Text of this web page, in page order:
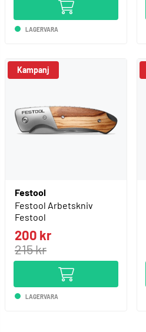
LAGERVARA
Kampanj
Festool
Festool Arbetskniv
Festool
200 kr
215 kr
LAGERVARA